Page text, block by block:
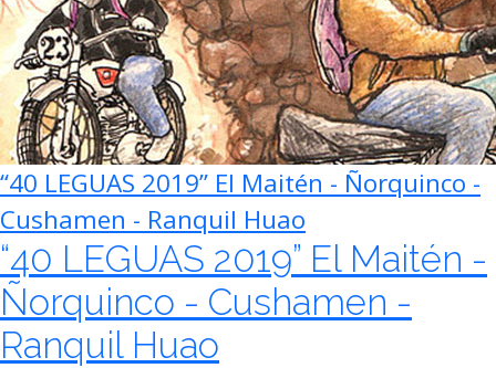
“40 LEGUAS 2019” El Maitén - Ñorquinco -
Cushamen - Ranquil Huao
“40 LEGUAS 2019” El Maitén -
Ñorquinco - Cushamen -
Ranquil Huao